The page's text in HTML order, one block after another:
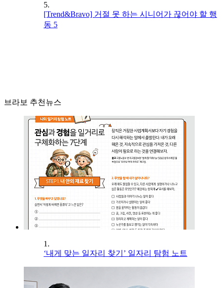
5.
[Trend&Bravo] 거절 못 하는 시니어가 끊어야 할 행
동 5
브라보 추천뉴스
1.
‘내게 맞는 일자리 찾기’ 일자리 탐험 노트